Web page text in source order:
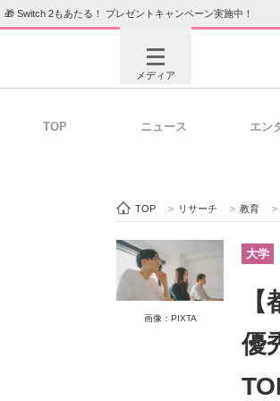
🎁 Switch 2もあたる！ プレゼントキャンペーン実施中！
メディア
ビジネスと働き方のヒント
TOP ニュース エン
TOP > リサーチ > 教育 >
画像：PIXTA
大学
優